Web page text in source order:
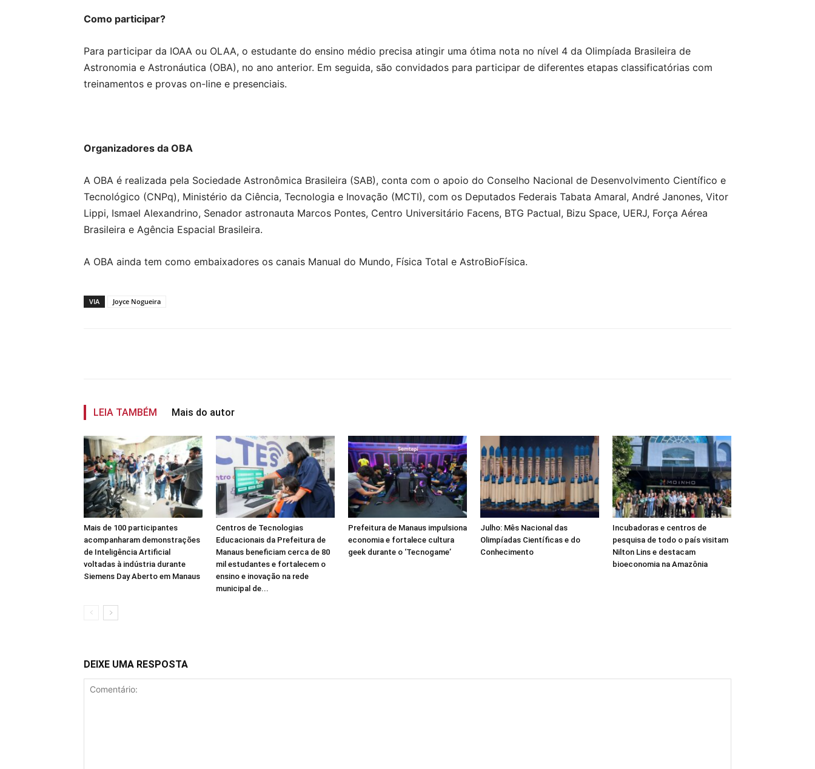
Como participar?
Para participar da IOAA ou OLAA, o estudante do ensino médio precisa atingir uma ótima nota no nível 4 da Olimpíada Brasileira de
Astronomia e Astronáutica (OBA), no ano anterior. Em seguida, são convidados para participar de diferentes etapas classificatórias com
treinamentos e provas on-line e presenciais.
Organizadores da OBA
A OBA é realizada pela Sociedade Astronômica Brasileira (SAB), conta com o apoio do Conselho Nacional de Desenvolvimento Científico e
Tecnológico (CNPq), Ministério da Ciência, Tecnologia e Inovação (MCTI), com os Deputados Federais Tabata Amaral, André Janones, Vitor
Lippi, Ismael Alexandrino, Senador astronauta Marcos Pontes, Centro Universitário Facens, BTG Pactual, Bizu Space, UERJ, Força Aérea
Brasileira e Agência Espacial Brasileira.
A OBA ainda tem como embaixadores os canais Manual do Mundo, Física Total e AstroBioFísica.
VIA Joyce Nogueira
LEIA TAMBÉM Mais do autor
Mais de 100 participantes
acompanharam demonstrações
de Inteligência Artificial
voltadas à indústria durante
Siemens Day Aberto em Manaus
Centros de Tecnologias
Educacionais da Prefeitura de
Manaus beneficiam cerca de 80
mil estudantes e fortalecem o
ensino e inovação na rede
municipal de...
Prefeitura de Manaus impulsiona
economia e fortalece cultura
geek durante o ‘Tecnogame’
Julho: Mês Nacional das
Olimpíadas Científicas e do
Conhecimento
Incubadoras e centros de
pesquisa de todo o país visitam
Nilton Lins e destacam
bioeconomia na Amazônia
DEIXE UMA RESPOSTA